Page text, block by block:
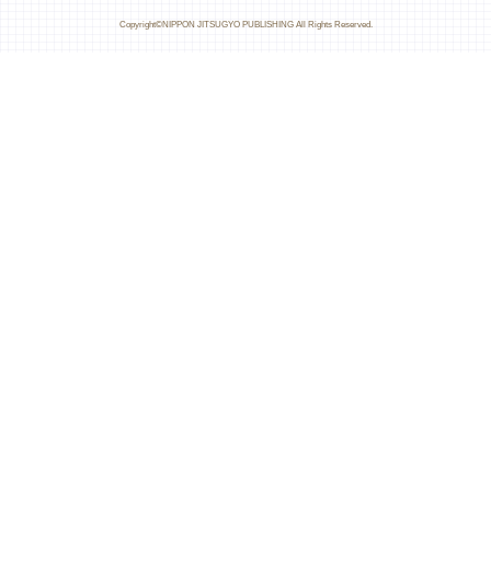
Copyright©NIPPON JITSUGYO PUBLISHING All Rights Reserved.